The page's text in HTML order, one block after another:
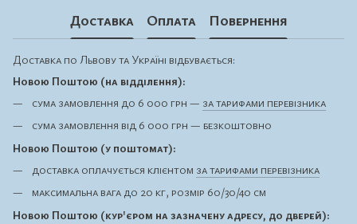
Доставка Оплата Повернення
Доставка по Львову та Україні відбувається:
Новою Поштою (на відділення):
сума замовлення до 6 000 грн — за тарифами перевізника
сума замовлення від 6 000 грн — безкоштовно
Новою Поштою (у поштомат):
доставка оплачується клієнтом за тарифами перевізника
максимальна вага до 20 кг, розмір 60/30/40 см
Новою Поштою (кур'єром на зазначену адресу, до дверей):